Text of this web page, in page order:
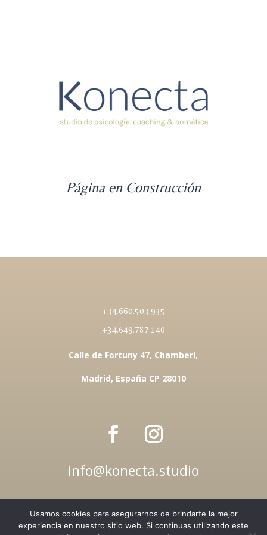
Página en Construcción
+34.660.503.935
+34.649.787.140
Calle de Fortuny 47, Chamberí,
Madrid, España CP 28010
info@konecta.studio
|Konecta Studio® 2023 – 2025 | Desarrollado por
Jorge Xapa
Usamos cookies para asegurarnos de brindarte la mejor
experiencia en nuestro sitio web. Si continuas utilizando este